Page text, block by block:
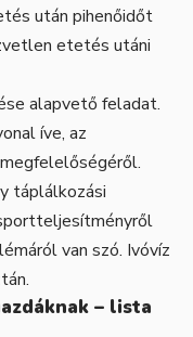
után pihenőidőt
etetés utáni
alapvető feladat.
íve, az
táplálkozási
van szó. Ivóvíz
– lista